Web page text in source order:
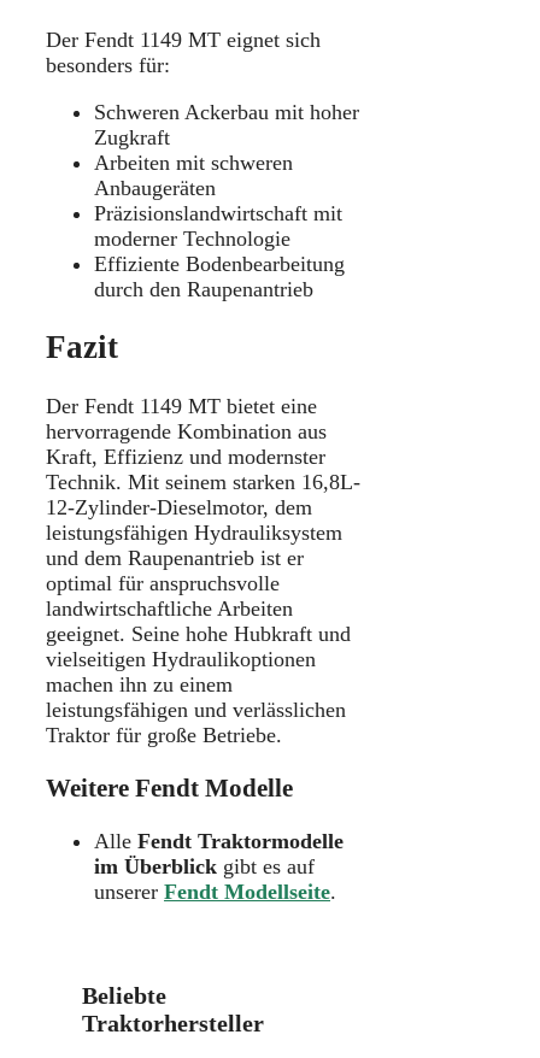
Der Fendt 1149 MT eignet sich
besonders für:
Schweren Ackerbau mit hoher
Zugkraft
Arbeiten mit schweren
Anbaugeräten
Präzisionslandwirtschaft mit
moderner Technologie
Effiziente Bodenbearbeitung
durch den Raupenantrieb
Fazit
Der Fendt 1149 MT bietet eine
hervorragende Kombination aus
Kraft, Effizienz und modernster
Technik. Mit seinem starken 16,8L-
12-Zylinder-Dieselmotor, dem
leistungsfähigen Hydrauliksystem
und dem Raupenantrieb ist er
optimal für anspruchsvolle
landwirtschaftliche Arbeiten
geeignet. Seine hohe Hubkraft und
vielseitigen Hydraulikoptionen
machen ihn zu einem
leistungsfähigen und verlässlichen
Traktor für große Betriebe.
Weitere Fendt Modelle
Alle Fendt Traktormodelle
im Überblick gibt es auf
unserer Fendt Modellseite.
Beliebte
Traktorhersteller